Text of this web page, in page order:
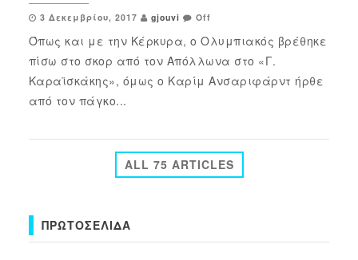
3 Δεκεμβρίου, 2017 gjouvi Off
Όπως και με την Κέρκυρα, ο Ολυμπιακός βρέθηκε
πίσω στο σκορ από τον Απόλλωνα στο «Γ.
Καραϊσκάκης», όμως ο Καρίμ Ανσαριφάρντ ήρθε
από τον πάγκο...
ALL 75 ARTICLES
ΠΡΩΤΟΣΈΛΙΔΑ